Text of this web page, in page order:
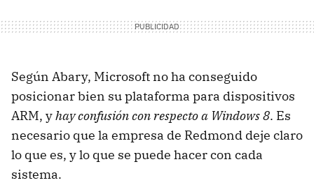
Según Abary, Microsoft no ha conseguido
posicionar bien su plataforma para dispositivos
ARM, yhay confusión con respecto a Windows 8. Es
necesario que la empresa de Redmond deje claro
lo que es, y lo que se puede hacer con cada
sistema.